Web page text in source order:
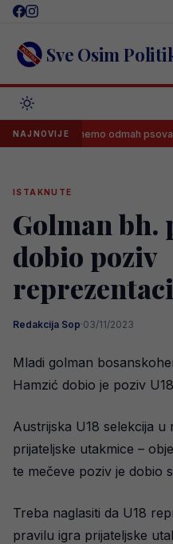
Skip
content Sve Osim
NAJNOVIJE
da krenemo odmah psovati”
ISTAKNUTE
Golman
dobio poziv
Redakcija Sop·03/11/2023
Mladi golman
Hamzić dobio je poziv
Austrijska U18 selekcija
prijateljske utakmice –
te mečeve poziv je dobio
Treba naglasiti da U18
pravilu igra prijateljske